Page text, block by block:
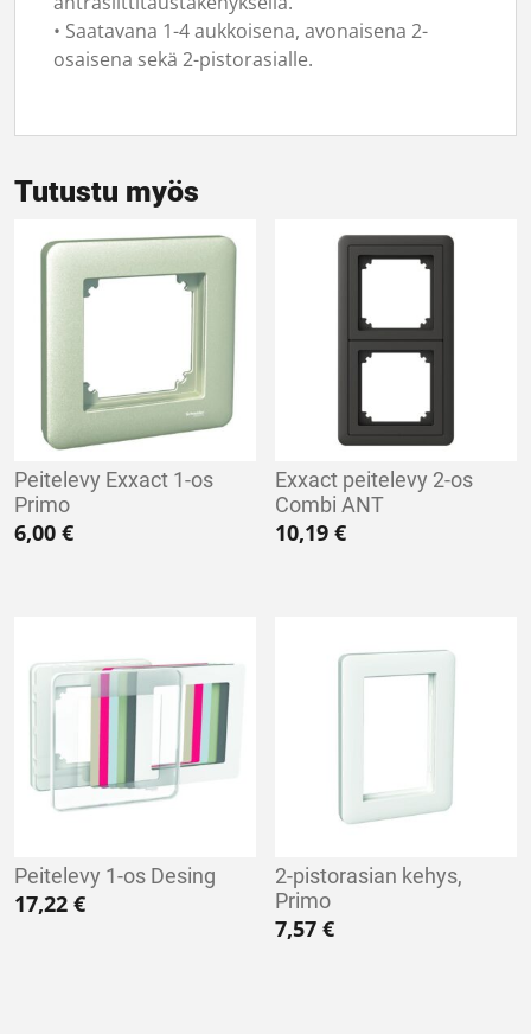
• Saatavana 1-4 aukkoisena, avonaisena 2-
osaisena sekä 2-pistorasialle.
Tutustu myös
Peitelevy Exxact 1-os
Primo
6,00 €
Exxact peitelevy 2-os
Combi ANT
10,19€
Peitelevy 1-os Desing
17,22 €
2-pistorasian kehys,
Primo
7,57€